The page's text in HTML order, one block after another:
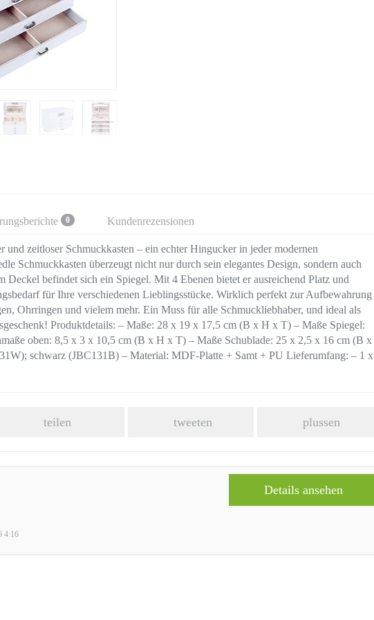
0 Kundenrezensionen
und zeitloser Schmuckkasten – ein echter Hingucker in jeder modernen
Schmuckkasten überzeugt nicht nur durch sein elegantes Design, sondern auch
Deckel befindet sich ein Spiegel. Mit 4 Ebenen bietet er ausreichend Platz und
für Ihre verschiedenen Lieblingsstücke. Wirklich perfekt zur Aufbewahrung
Ohrringen und vielem mehr. Ein Muss für alle Schmuckliebhaber, und ideal als
Produktdetails: – Maße: 28 x 19 x 17,5 cm (B x H x T) – Maße Spiegel:
oben: 8,5 x 3 x 10,5 cm (B x H x T) – Maße Schublade: 25 x 2,5 x 16 cm (B x
schwarz (JBC131B) – Material: MDF-Platte + Samt + PU Lieferumfang: – 1 x
teilen tweeten plussen
4:16
Details ansehen